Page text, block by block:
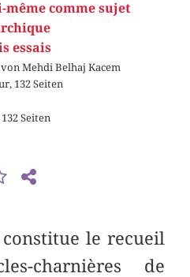
même comme sujet
essais
Mehdi Belhaj Kacem
132 Seiten
132 Seiten
le recueil
charnières de